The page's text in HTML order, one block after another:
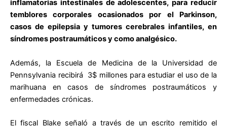
inflamatorias intestinales de adolescentes, para reducir
temblores corporales ocasionados por el Parkinson,
casos de epilepsia y tumores cerebrales infantiles, en
síndromes postraumáticos y como analgésico.
Además, la Escuela de Medicina de la Universidad de
Pennsylvania recibirá 3$ millones para estudiar el uso de la
marihuana en casos de síndromes postraumáticos y
enfermedades crónicas.
El fiscal Blake señaló a través de un escrito remitido el